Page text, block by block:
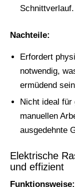
Schnittverlauf.
Nachteile:
Erfordert
notwendig,
ermüdend
Nicht ideal für
manuellen
ausgedehnte
Elektrische
und effizient
Funktionsweise: